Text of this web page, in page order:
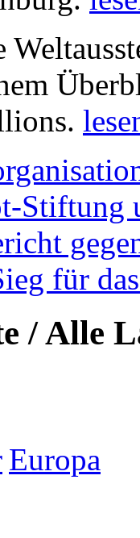
Stiftung
für
/ Alle
Europa